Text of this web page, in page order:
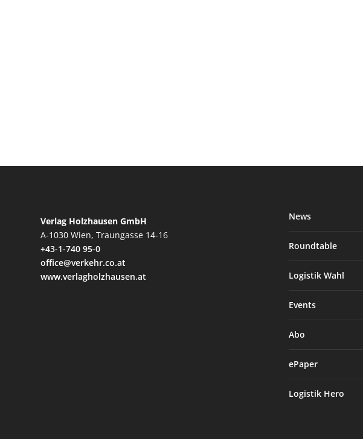
Verlag Holzhausen GmbH
A-1030 Wien, Traungasse 14-16
+43-1-740 95-0
office@verkehr.co.at
www.verlagholzhausen.at
News
Roundtable
Logistik Wahl
Events
Abo
ePaper
Logistik Hero